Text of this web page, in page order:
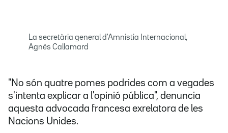
La secretària general d'Amnistia Internacional,
Agnès Callamard
"No són quatre pomes podrides com a vegades
s'intenta explicar a l'opinió pública", denuncia
aquesta advocada francesa exrelatora de les
Nacions Unides.